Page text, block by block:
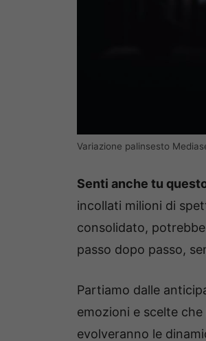
Variazione palinsesto
Senti anche tu
incollati milioni di
consolidato,
passo dopo passo,
Partiamo dalle
emozioni e scelte
evolveranno le